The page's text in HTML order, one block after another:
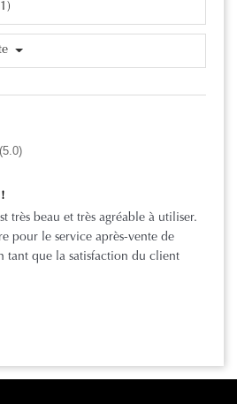
(5.0)
très beau et très agréable à utiliser.
pour le service après-vente de
tant que la satisfaction du client